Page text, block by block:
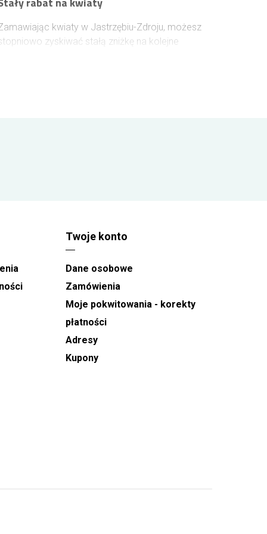
kwiaty w Jastrzębiu-Zdroju, możesz
zyskiwać stałą zniżkę na kolejne
Twoje konto
Dane osobowe
Zamówienia
Moje pokwitowania - korekty
płatności
Adresy
Kupony